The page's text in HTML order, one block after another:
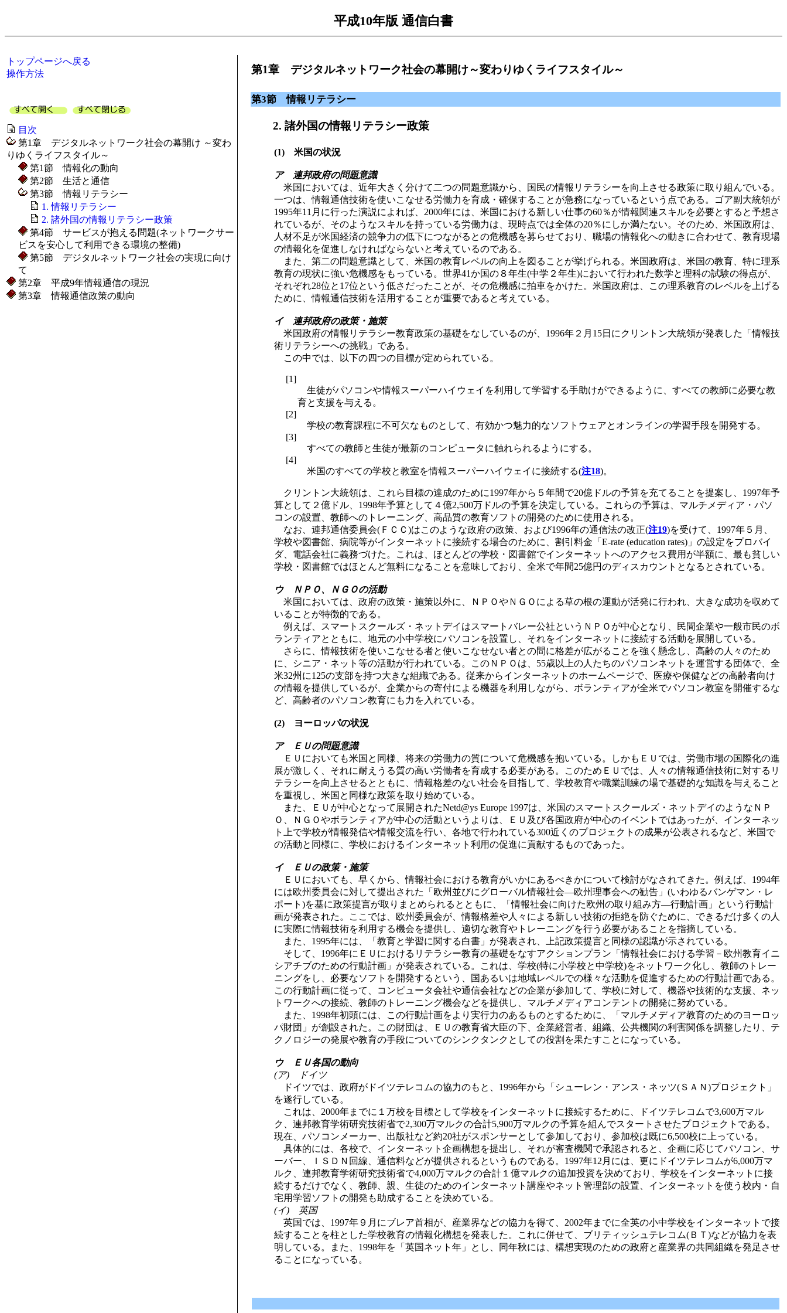
平成10年版 通信白書
トップページへ戻る
操作方法
目次
第1章 デジタルネットワーク社会の幕開け ～変わ
りゆくライフスタイル～
第1節 情報化の動向
第2節 生活と通信
第3節 情報リテラシー
1. 情報リテラシー
2. 諸外国の情報リテラシー政策
第4節 サービスが抱える問題(ネットワークサー
ビスを安心して利用できる環境の整備)
第5節 デジタルネットワーク社会の実現に向け
て
第2章 平成9年情報通信の現況
第3章 情報通信政策の動向
第1章 デジタルネットワーク社会の幕開け～変わりゆくライフスタイル～
第3節 情報リテラシー
2. 諸外国の情報リテラシー政策
(1) 米国の状況
ア 連邦政府の問題意識
米国においては、近年大きく分けて二つの問題意識から、国民の情報リテラシーを向上させる政策に取り組んでいる。
一つは、情報通信技術を使いこなせる労働力を育成・確保することが急務になっているという点である。ゴア副大統領が
1995年11月に行った演説によれば、2000年には、米国における新しい仕事の60％が情報関連スキルを必要とすると予想さ
れているが、そのようなスキルを持っている労働力は、現時点では全体の20％にしか満たない。そのため、米国政府は、
人材不足が米国経済の競争力の低下につながるとの危機感を募らせており、職場の情報化への動きに合わせて、教育現場
の情報化を促進しなければならないと考えているのである。
また、第二の問題意識として、米国の教育レベルの向上を図ることが挙げられる。米国政府は、米国の教育、特に理系
教育の現状に強い危機感をもっている。世界41か国の８年生(中学２年生)において行われた数学と理科の試験の得点が、
それぞれ28位と17位という低さだったことが、その危機感に拍車をかけた。米国政府は、この理系教育のレベルを上げる
ために、情報通信技術を活用することが重要であると考えている。
イ 連邦政府の政策・施策
米国政府の情報リテラシー教育政策の基礎をなしているのが、1996年２月15日にクリントン大統領が発表した「情報技
術リテラシーへの挑戦」である。
この中では、以下の四つの目標が定められている。
[1]
生徒がパソコンや情報スーパーハイウェイを利用して学習する手助けができるように、すべての教師に必要な教
育と支援を与える。
[2]
学校の教育課程に不可欠なものとして、有効かつ魅力的なソフトウェアとオンラインの学習手段を開発する。
[3]
すべての教師と生徒が最新のコンピュータに触れられるようにする。
[4]
米国のすべての学校と教室を情報スーパーハイウェイに接続する(注18)。
クリントン大統領は、これら目標の達成のために1997年から５年間で20億ドルの予算を充てることを提案し、1997年予
算として２億ドル、1998年予算として４億2,500万ドルの予算を決定している。これらの予算は、マルチメディア・パソ
コンの設置、教師へのトレーニング、高品質の教育ソフトの開発のために使用される。
なお、連邦通信委員会(ＦＣＣ)はこのような政府の政策、および1996年の通信法の改正(注19)を受けて、1997年５月、
学校や図書館、病院等がインターネットに接続する場合のために、割引料金「E-rate (education rates)」の設定をプロバイ
ダ、電話会社に義務づけた。これは、ほとんどの学校・図書館でインターネットへのアクセス費用が半額に、最も貧しい
学校・図書館ではほとんど無料になることを意味しており、全米で年間25億円のディスカウントとなるとされている。
ウ ＮＰＯ、ＮＧＯの活動
米国においては、政府の政策・施策以外に、ＮＰＯやＮＧＯによる草の根の運動が活発に行われ、大きな成功を収めて
いることが特徴的である。
例えば、スマートスクールズ・ネットデイはスマートバレー公社というＮＰＯが中心となり、民間企業や一般市民のボ
ランティアとともに、地元の小中学校にパソコンを設置し、それをインターネットに接続する活動を展開している。
さらに、情報技術を使いこなせる者と使いこなせない者との間に格差が広がることを強く懸念し、高齢の人々のため
に、シニア・ネット等の活動が行われている。このＮＰＯは、55歳以上の人たちのパソコンネットを運営する団体で、全
米32州に125の支部を持つ大きな組織である。従来からインターネットのホームページで、医療や保健などの高齢者向け
の情報を提供しているが、企業からの寄付による機器を利用しながら、ボランティアが全米でパソコン教室を開催するな
ど、高齢者のパソコン教育にも力を入れている。
(2) ヨーロッパの状況
ア ＥＵの問題意識
ＥＵにおいても米国と同様、将来の労働力の質について危機感を抱いている。しかもＥＵでは、労働市場の国際化の進
展が激しく、それに耐えうる質の高い労働者を育成する必要がある。このためＥＵでは、人々の情報通信技術に対するリ
テラシーを向上させるとともに、情報格差のない社会を目指して、学校教育や職業訓練の場で基礎的な知識を与えること
を重視し、米国と同様な政策を取り始めている。
また、ＥＵが中心となって展開されたNetd@ys Europe 1997は、米国のスマートスクールズ・ネットデイのようなＮＰ
Ｏ、ＮＧＯやボランティアが中心の活動というよりは、ＥＵ及び各国政府が中心のイベントではあったが、インターネッ
ト上で学校が情報発信や情報交流を行い、各地で行われている300近くのプロジェクトの成果が公表されるなど、米国で
の活動と同様に、学校におけるインターネット利用の促進に貢献するものであった。
イ ＥＵの政策・施策
ＥＵにおいても、早くから、情報社会における教育がいかにあるべきかについて検討がなされてきた。例えば、1994年
には欧州委員会に対して提出された「欧州並びにグローバル情報社会―欧州理事会への勧告」(いわゆるバンゲマン・レ
ポート)を基に政策提言が取りまとめられるとともに、「情報社会に向けた欧州の取り組み方―行動計画」という行動計
画が発表された。ここでは、欧州委員会が、情報格差や人々による新しい技術の拒絶を防ぐために、できるだけ多くの人
に実際に情報技術を利用する機会を提供し、適切な教育やトレーニングを行う必要があることを指摘している。
また、1995年には、「教育と学習に関する白書」が発表され、上記政策提言と同様の認識が示されている。
そして、1996年にＥＵにおけるリテラシー教育の基礎をなすアクションプラン「情報社会における学習－欧州教育イニ
シアチブのための行動計画」が発表されている。これは、学校(特に小学校と中学校)をネットワーク化し、教師のトレー
ニングをし、必要なソフトを開発するという、国あるいは地域レベルでの様々な活動を促進するための行動計画である。
この行動計画に従って、コンピュータ会社や通信会社などの企業が参加して、学校に対して、機器や技術的な支援、ネッ
トワークへの接続、教師のトレーニング機会などを提供し、マルチメディアコンテントの開発に努めている。
また、1998年初頭には、この行動計画をより実行力のあるものとするために、「マルチメディア教育のためのヨーロッ
パ財団」が創設された。この財団は、ＥＵの教育省大臣の下、企業経営者、組織、公共機関の利害関係を調整したり、テ
クノロジーの発展や教育の手段についてのシンクタンクとしての役割を果たすことになっている。
ウ ＥＵ各国の動向
(ア) ドイツ
ドイツでは、政府がドイツテレコムの協力のもと、1996年から「シューレン・アンス・ネッツ(ＳＡＮ)プロジェクト」
を遂行している。
これは、2000年までに１万校を目標として学校をインターネットに接続するために、ドイツテレコムで3,600万マル
ク、連邦教育学術研究技術省で2,300万マルクの合計5,900万マルクの予算を組んでスタートさせたプロジェクトである。
現在、パソコンメーカー、出版社など約20社がスポンサーとして参加しており、参加校は既に6,500校に上っている。
具体的には、各校で、インターネット企画構想を提出し、それが審査機関で承認されると、企画に応じてパソコン、サ
ーバー、ＩＳＤＮ回線、通信料などが提供されるというものである。1997年12月には、更にドイツテレコムが6,000万マ
ルク、連邦教育学術研究技術省で4,000万マルクの合計１億マルクの追加投資を決めており、学校をインターネットに接
続するだけでなく、教師、親、生徒のためのインターネット講座やネット管理部の設置、インターネットを使う校内・自
宅用学習ソフトの開発も助成することを決めている。
(イ) 英国
英国では、1997年９月にブレア首相が、産業界などの協力を得て、2002年までに全英の小中学校をインターネットで接
続することを柱とした学校教育の情報化構想を発表した。これに併せて、ブリティッシュテレコム(ＢＴ)などが協力を表
明している。また、1998年を「英国ネット年」とし、同年秋には、構想実現のための政府と産業界の共同組織を発足させ
ることになっている。